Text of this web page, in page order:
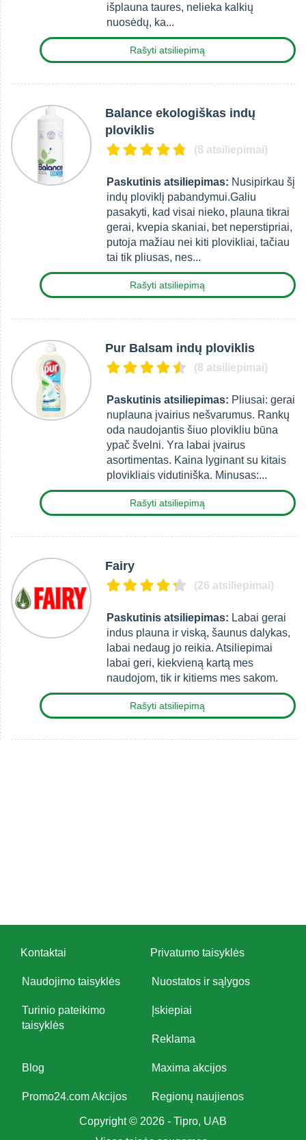
išplauna taures, nelieka kalkių
nuosėdų, ka...
Rašyti atsiliepimą
Balance ekologiškas indų
ploviklis
(8 atsiliepimai)
Paskutinis atsiliepimas: Nusipirkau šį
indų ploviklį pabandymui.Galiu
pasakyti, kad visai nieko, plauna tikrai
gerai, kvepia skaniai, bet neperstipriai,
putoja mažiau nei kiti plovikliai, tačiau
tai tik pliusas, nes...
Rašyti atsiliepimą
Pur Balsam indų ploviklis
(8 atsiliepimai)
Paskutinis atsiliepimas: Pliusai: gerai
nuplauna įvairius nešvarumus. Rankų
oda naudojantis šiuo plovikliu būna
ypač švelni. Yra labai įvairus
asortimentas. Kaina lyginant su kitais
plovikliais vidutiniška. Minusas:...
Rašyti atsiliepimą
Fairy
(26 atsiliepimai)
Paskutinis atsiliepimas: Labai gerai
indus plauna ir viską, šaunus dalykas,
labai nedaug jo reikia. Atsiliepimai
labai geri, kiekvieną kartą mes
naudojom, tik ir kitiems mes sakom.
Rašyti atsiliepimą
Kontaktai Privatumo taisyklės
Naudojimo taisyklės Nuostatos ir sąlygos
Turinio pateikimo
taisyklės
Įskiepiai
Reklama
Blog Maxima akcijos
Promo24.com Akcijos Regionų naujienos
Copyright © 2026 - Tipro, UAB